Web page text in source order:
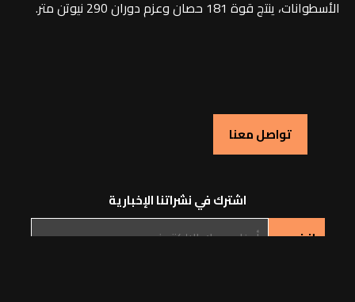
الأسطوانات، ينتج قوة 181 حصان وعزم دوران 290 نيوتن متر.
اشترك في نشراتنا الإخبارية
تواصل معنا